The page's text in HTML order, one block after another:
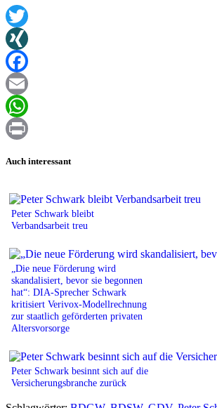
Twitter
XING
Facebook
Email
WhatsApp
Auch interessant
Peter Schwark bleibt
Verbandsarbeit treu
„Die neue Förderung wird
skandalisiert, bevor sie begonnen
hat“: DIA-Sprecher Schwark
kritisiert Verivox-Modellrechnung
zur staatlich geförderten privaten
Altersvorsorge
Peter Schwark besinnt sich auf die
Versicherungsbranche zurück